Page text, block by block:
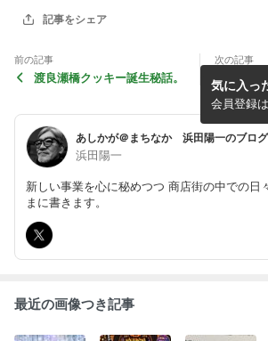
記事をシェア
前の記事
渡良瀬橋クッキー誕生秘話。
次の記事
ハマダの
ました。
あしかが＠まちなか 浜田陽一のブログ
浜田陽一
新しい事業を心に秘めつつ 商店街の中での日
まに書きます。
気に入っ
会員登録
最近の画像つき記事